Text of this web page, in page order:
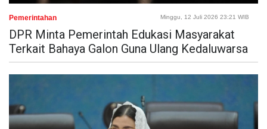
Pemerintahan Minggu, 12 Juli 2026 23:21 WIB
DPR Minta Pemerintah Edukasi Masyarakat
Terkait Bahaya Galon Guna Ulang Kedaluwarsa